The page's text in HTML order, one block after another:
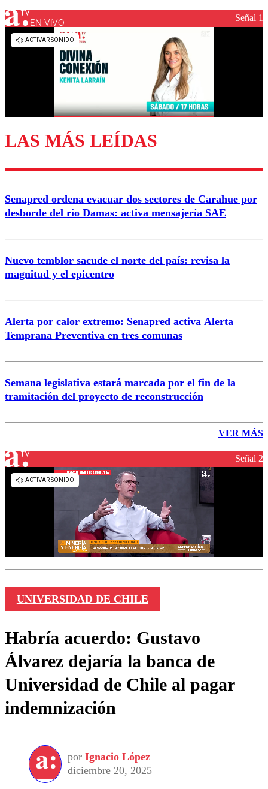
Los comentarios son moderados para garantizar un
diálogo respetuoso.
Enviar comentario
EN VIVO Señal 1
LAS MÁS LEÍDAS
Senapred ordena evacuar dos sectores de Carahue por
desborde del río Damas: activa mensajería SAE
Nuevo temblor sacude el norte del país: revisa la
magnitud y el epicentro
Alerta por calor extremo: Senapred activa Alerta
Temprana Preventiva en tres comunas
Semana legislativa estará marcada por el fin de la
tramitación del proyecto de reconstrucción
VER MÁS
Señal 2
UNIVERSIDAD DE CHILE
Habría acuerdo: Gustavo
Álvarez dejaría la banca de
Universidad de Chile al pagar
indemnización
por Ignacio López
diciembre 20, 2025